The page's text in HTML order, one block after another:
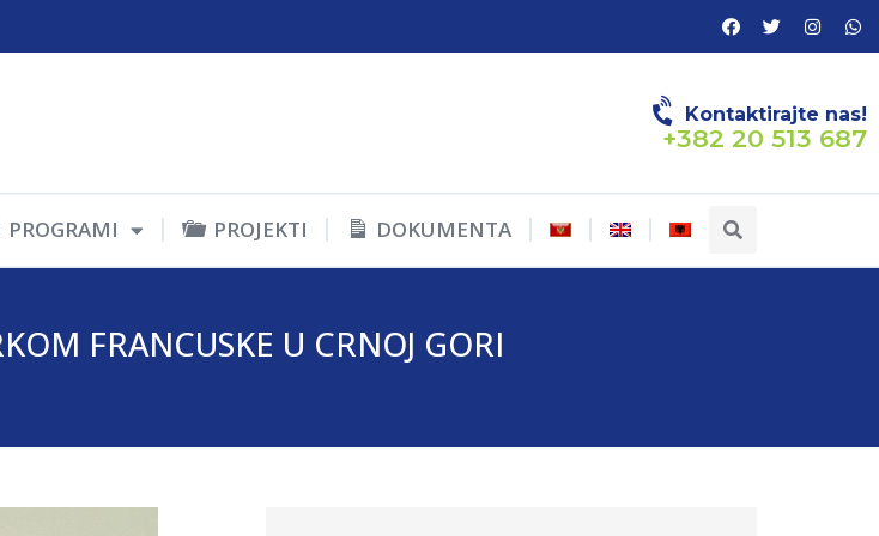
Kontaktirajte nas!
+382 20 513 687
PROGRAMI PROJEKTI DOKUMENTA
FRANCUSKE U CRNOJ GORI